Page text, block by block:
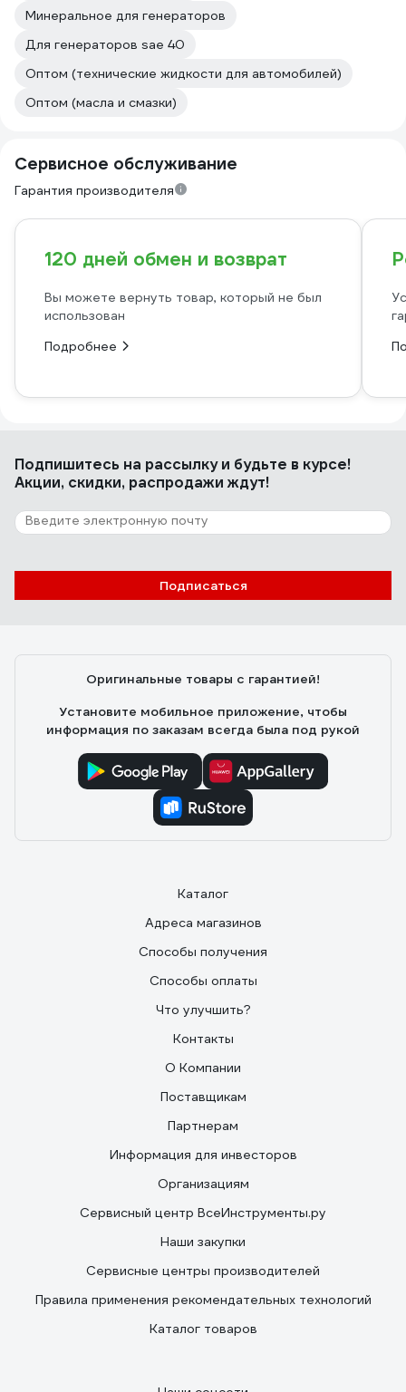
Минеральное для генераторов
Для генераторов sae 40
Оптом (технические жидкости для автомобилей)
Оптом (масла и смазки)
Сервисное обслуживание
Гарантия производителя
120 дней обмен и возврат
Вы можете вернуть товар, который не был
использован
Подробнее
Подпишитесь на рассылкуи будьте в курсе!
Акции, скидки, распродажи ждут!
Подписаться
Оригинальные товары с гарантией!
Установите мобильное приложение, чтобы
информация по заказам всегда была под рукой
Каталог
Адреса магазинов
Способы получения
Способы оплаты
Что улучшить?
Контакты
О Компании
Поставщикам
Партнерам
Информация для инвесторов
Организациям
Сервисный центр ВсеИнструменты.ру
Наши закупки
Сервисные центры производителей
Правила применения рекомендательных технологий
Каталог товаров